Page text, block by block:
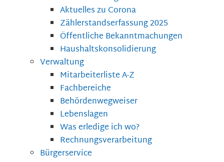
Aktuelles zu Corona
Zählerstandserfassung 2025
Öffentliche Bekanntmachungen
Haushaltskonsolidierung
Verwaltung
Mitarbeiterliste A-Z
Fachbereiche
Behördenwegweiser
Lebenslagen
Was erledige ich wo?
Rechnungsverarbeitung
Bürgerservice